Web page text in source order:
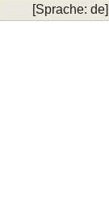
[Sprache: